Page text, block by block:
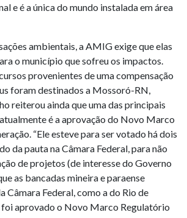
e é a única do mundo instalada em área
ambientais, a AMIG exige que elas
o município que sofreu os impactos.
provenientes de uma compensação
foram destinados a Mossoró-RN,
reiterou ainda que uma das principais
é a aprovação do Novo Marco
“Ele esteve para ser votado há dois
da pauta na Câmara Federal, para não
de projetos (de interesse do Governo
as bancadas mineira e paraense
Câmara Federal, como a do Rio de
foi aprovado o Novo Marco Regulatório